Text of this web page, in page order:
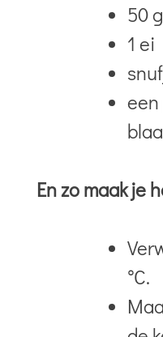
50
1 ei
En zo maak je
°C.